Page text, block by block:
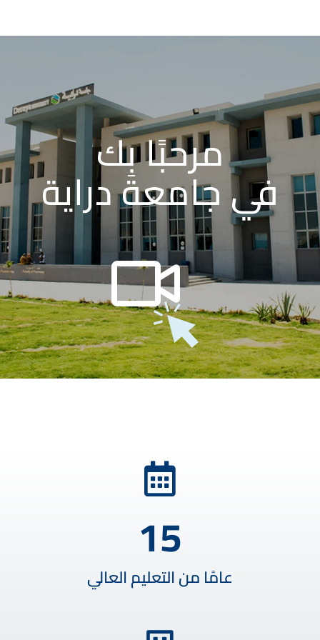
مرحبًا بِك
في جامعة دراية
15
عامًا من التعليم العالي